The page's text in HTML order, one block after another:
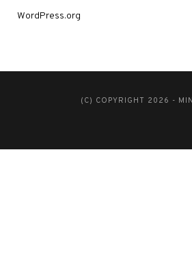
WordPress.org
(C) COPYRIGHT 2026 -